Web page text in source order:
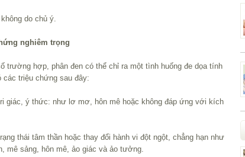
không do chủ ý.
nghiêm trọng
trường hợp, phân đen có thể chỉ ra một tình huống đe dọa tính
các triệu chứng sau đây:
giác, ý thức: như lơ mơ, hôn mê hoặc không đáp ứng với kích
thái tâm thần hoặc thay đổi hành vi đột ngột, chẳng hạn như
mê sảng, hôn mê, ảo giác và ảo tưởng.